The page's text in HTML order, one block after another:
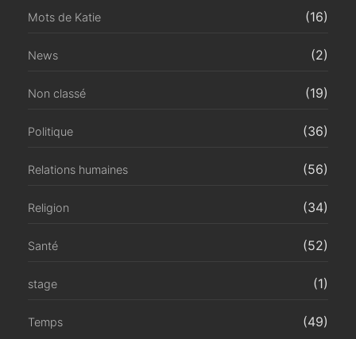
Mots de Katie (16)
News (2)
Non classé (19)
Politique (36)
Relations humaines (56)
Religion (34)
Santé (52)
stage (1)
Temps (49)